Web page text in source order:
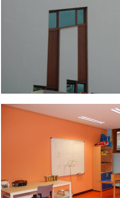
DSC_0044.jpg